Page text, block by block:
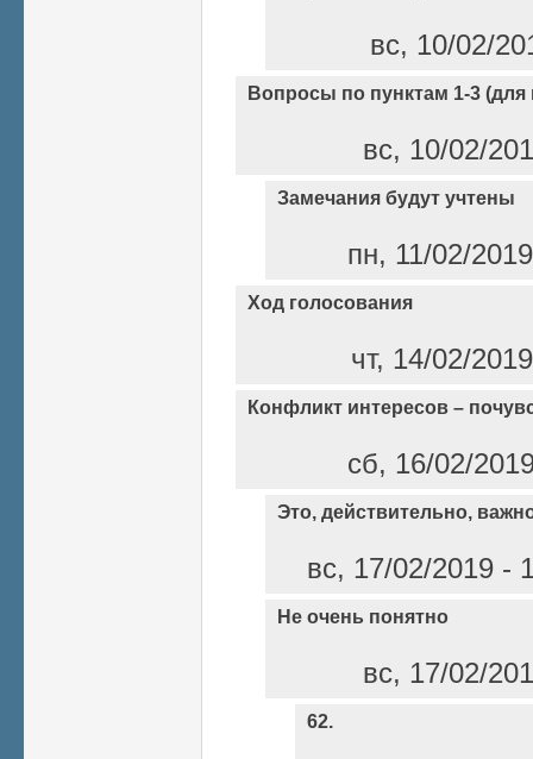
вс, 10/02/
Вопросы по пунктам 1-3 (для
вс, 10/02/
Замечания будут учтены
пн, 11/02/
Ход голосования
чт, 14/02/
Конфликт интересов –
сб, 16/02/
Это, действительно,
вс, 17/02/2019 -
Не очень понятно
вс, 17/02/
62.